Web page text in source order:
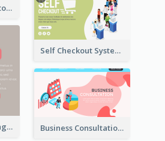
Clean Pharmacy Store Landing Page Isometric Graphics
Self Checkout System Introduction Landing Page
Simple Zoo Landing Page For More Details Business Consultation Isometric Diagram